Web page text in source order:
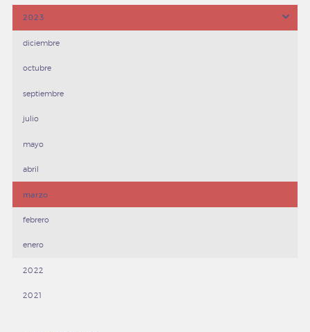
2023
diciembre
octubre
septiembre
julio
mayo
abril
marzo
febrero
enero
2022
2021